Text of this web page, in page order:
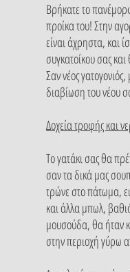
Βρήκατε το
προίκα του! Στην
είναι άχρηστα, και
συγκατοίκου σας
Σαν νέος
διαβίωση του νέου
Δοχεία τροφής και
Το γατάκι σας θα
σαν τα δικά μας
τρώνε στο πάτωμα,
και άλλα μπωλ,
μουσούδα, θα ήταν
στην περιοχή γύρω